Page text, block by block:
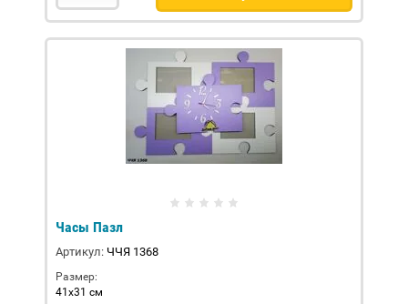
Часы Пазл
Артикул: ЧЧЯ 1368
Размер:
41х31 см